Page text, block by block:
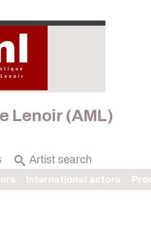
Lenoir (AML)
International actors